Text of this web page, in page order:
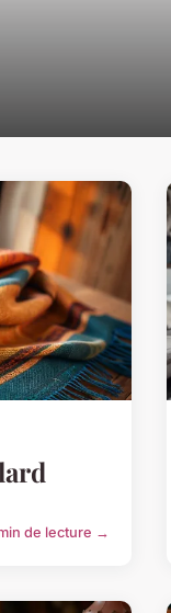
min de lecture →